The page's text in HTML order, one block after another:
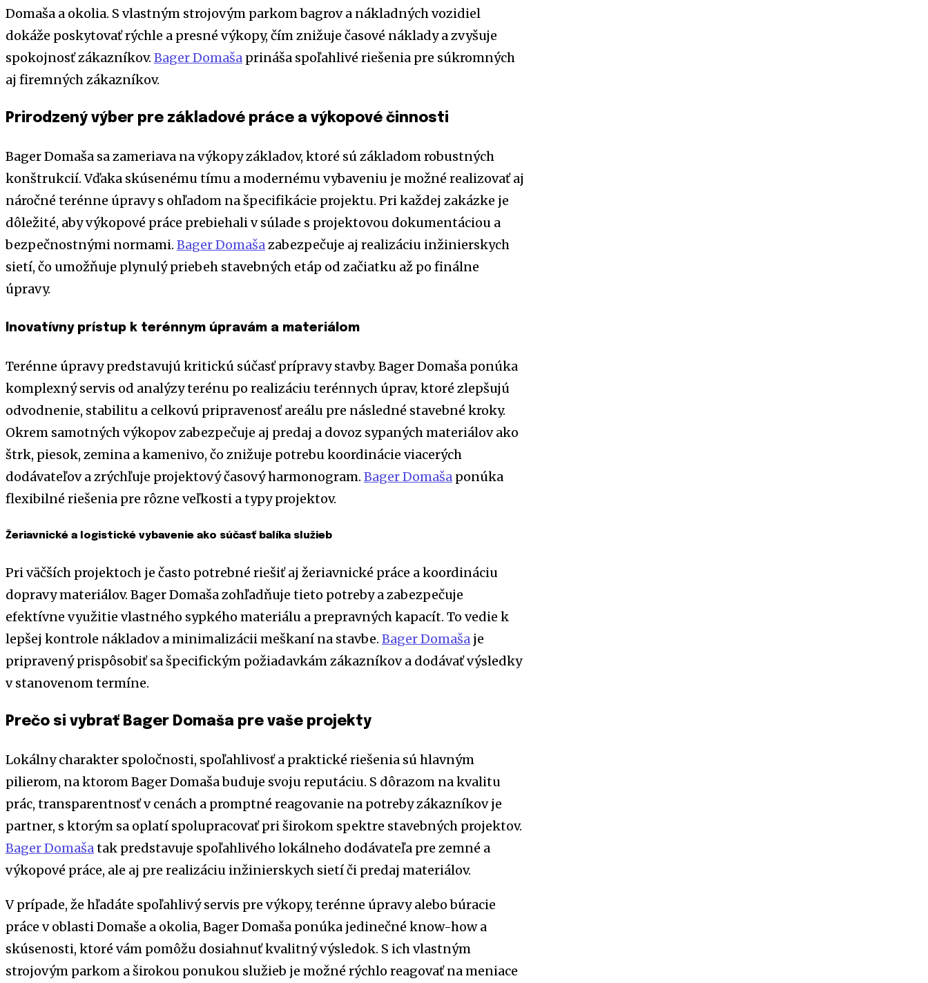
Domaša a okolia. S vlastným strojovým parkom bagrov a nákladných vozidiel
dokáže poskytovať rýchle a presné výkopy, čím znižuje časové náklady a zvyšuje
spokojnosť zákazníkov. Bager Domaša prináša spoľahlivé riešenia pre súkromných
aj firemných zákazníkov.
Prirodzený výber pre základové práce a výkopové činnosti
Bager Domaša sa zameriava na výkopy základov, ktoré sú základom robustných
konštrukcií. Vďaka skúsenému tímu a modernému vybaveniu je možné realizovať aj
náročné terénne úpravy s ohľadom na špecifikácie projektu. Pri každej zakázke je
dôležité, aby výkopové práce prebiehali v súlade s projektovou dokumentáciou a
bezpečnostnými normami. Bager Domašazabezpečuje aj realizáciu inžinierskych
sietí, čo umožňuje plynulý priebeh stavebných etáp od začiatku až po finálne
úpravy.
Inovatívny prístup k terénnym úpravám a materiálom
Terénne úpravy predstavujú kritickú súčasť prípravy stavby. Bager Domaša ponúka
komplexný servis od analýzy terénu po realizáciu terénnych úprav, ktoré zlepšujú
odvodnenie, stabilitu a celkovú pripravenosť areálu pre následné stavebné kroky.
Okrem samotných výkopov zabezpečuje aj predaj a dovoz sypaných materiálov ako
štrk, piesok, zemina a kamenivo, čo znižuje potrebu koordinácie viacerých
dodávateľov a zrýchľuje projektový časový harmonogram. Bager Domaša ponúka
flexibilné riešenia pre rôzne veľkosti a typy projektov.
Žeriavnické a logistické vybavenie ako súčasť balíka služieb
Pri väčších projektoch je často potrebné riešiť aj žeriavnické práce a koordináciu
dopravy materiálov. Bager Domaša zohľadňuje tieto potreby a zabezpečuje
efektívne využitie vlastného sypkého materiálu a prepravných kapacít. To vedie k
lepšej kontrole nákladov a minimalizácii meškaní na stavbe. Bager Domaša je
pripravený prispôsobiť sa špecifickým požiadavkám zákazníkov a dodávať výsledky
v stanovenom termíne.
Prečo si vybrať Bager Domaša pre vaše projekty
Lokálny charakter spoločnosti, spoľahlivosť a praktické riešenia sú hlavným
pilierom, na ktorom Bager Domaša buduje svoju reputáciu. S dôrazom na kvalitu
prác, transparentnosť v cenách a promptné reagovanie na potreby zákazníkov je
partner, s ktorým sa oplatí spolupracovať pri širokom spektre stavebných projektov.
Bager Domašatak predstavuje spoľahlivého lokálneho dodávateľa pre zemné a
výkopové práce, ale aj pre realizáciu inžinierskych sietí či predaj materiálov.
V prípade, že hľadáte spoľahlivý servis pre výkopy, terénne úpravy alebo búracie
práce v oblasti Domaše a okolia, Bager Domaša ponúka jedinečné know-how a
skúsenosti, ktoré vám pomôžu dosiahnuť kvalitný výsledok. S ich vlastným
strojovým parkom a širokou ponukou služieb je možné rýchlo reagovať na meniace